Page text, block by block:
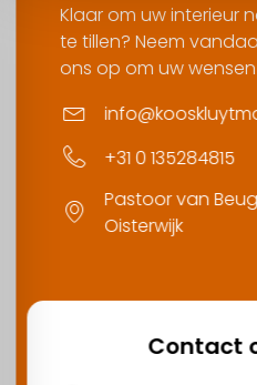
Klaar om uw interieur
te tillen? Neem
ons op om uw
+31 0 135284815
Pastoor van
Oisterwijk
Contact